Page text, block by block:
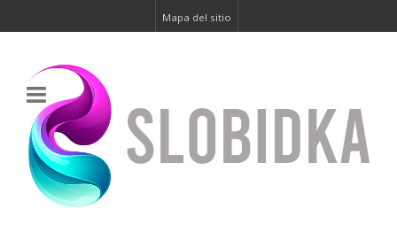
Mapa del sitio